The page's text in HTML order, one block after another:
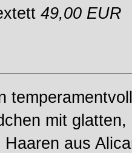
49,00 EUR
mit glatten,
aus